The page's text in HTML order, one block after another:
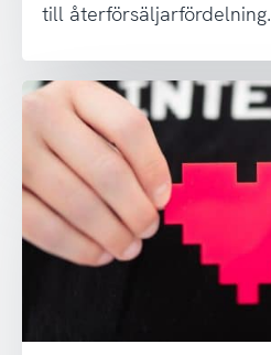
till återförsäljarfördelning.